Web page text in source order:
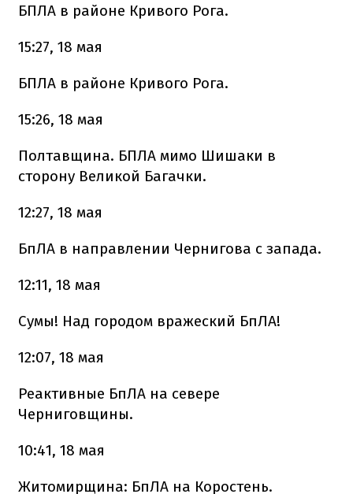
БПЛА в районе Кривого Рога.
15:27, 18 мая
БПЛА в районе Кривого Рога.
15:26, 18 мая
Полтавщина. БПЛА мимо Шишаки в
сторону Великой Багачки.
12:27, 18 мая
БпЛА в направлении Чернигова с запада.
12:11, 18 мая
Сумы! Над городом вражеский БпЛА!
12:07, 18 мая
Реактивные БпЛА на севере
Черниговщины.
10:41, 18 мая
Житомирщина: БпЛА на Коростень.